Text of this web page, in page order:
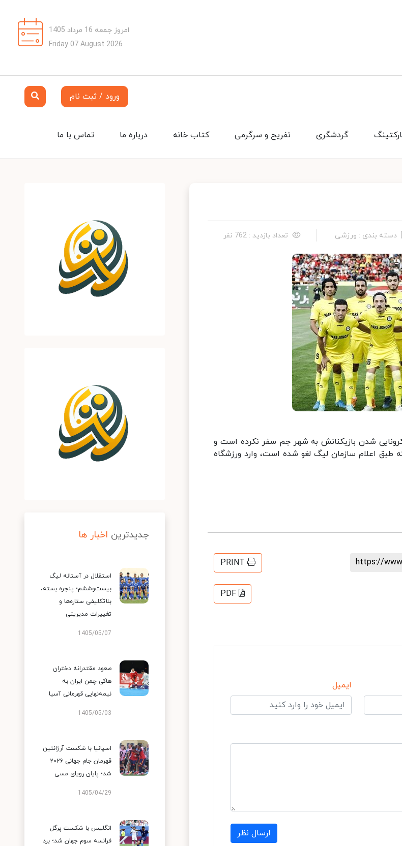
امروز جمعه 16 مرداد 1405
Friday 07 August 2026
ورود / ثبت نام
تماس با ما درباره ما کتاب خانه تفریح و سرگرمی گردشگری
دسته بندی : ورزشی تعداد بازدید : 762 نفر
کرونایی شدن بازیکنانش به شهر جم سفر نکرده است و
طبق اعلام سازمان لیگ لغو شده است، وارد ورزشگاه
https://
PRINT
PDF
ایمیل
ارسال نظر
جدیدترین اخبار ها
استقلال در آستانه لیگ
بیست‌وششم؛ پنجره بسته،
بلاتکلیفی ستاره‌ها و
تغییرات مدیریتی
1405/05/07
صعود مقتدرانه دختران
هاکی چمن ایران به
نیمه‌نهایی قهرمانی آسیا
1405/05/03
اسپانیا با شکست آرژانتین
قهرمان جام جهانی ۲۰۲۶
شد؛ پایان رویای مسی
1405/04/29
انگلیس با شکست پرگل
فرانسه سوم جهان شد؛ برد